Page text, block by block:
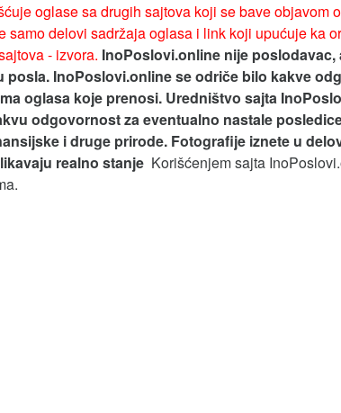
oglase sa drugih sajtova koji se bave objavom
samo delovi sadržaja oglasa i link koji upućuje ka
- izvora. InoPoslovi.online nije poslodavac,
posla. InoPoslovi.online se odriče bilo kakve
oglasa koje prenosi. Uredništvo sajta
odgovornost za eventualno nastale
i druge prirode. Fotografije iznete u
realno stanje Korišćenjem sajta